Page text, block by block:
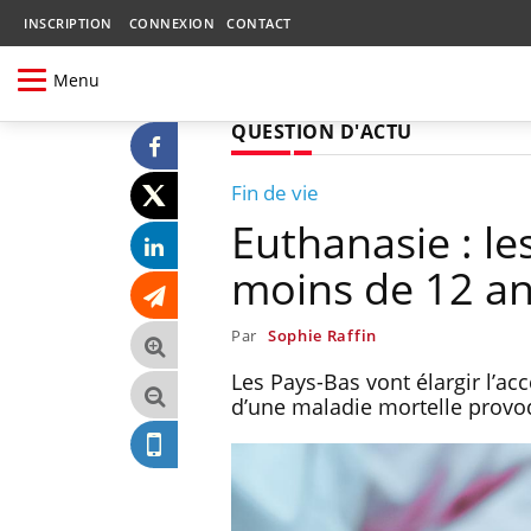
INSCRIPTION CONNEXION CONTACT
Menu
QUESTION D'ACTU
Fin de vie
Euthanasie :
moins de 12
Par Sophie Raffin
Les Pays-Bas vont élargir
d’une maladie mortelle